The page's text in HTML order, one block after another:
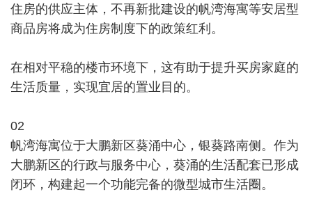
住房的供应主体，不再新批建设的帆湾海寓等安居型
商品房将成为住房制度下的政策红利。
在相对平稳的楼市环境下，这有助于提升买房家庭的
生活质量，实现宜居的置业目的。
02
帆湾海寓位于大鹏新区葵涌中心，银葵路南侧。作为
大鹏新区的行政与服务中心，葵涌的生活配套已形成
闭环，构建起一个功能完备的微型城市生活圈。